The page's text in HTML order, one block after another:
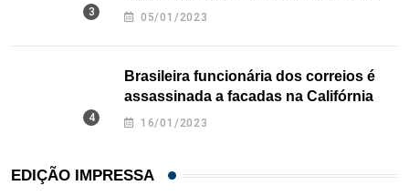
Texas
05/01/2023
Brasileira funcionária dos correios é
assassinada a facadas na Califórnia
16/01/2023
EDIÇÃO IMPRESSA